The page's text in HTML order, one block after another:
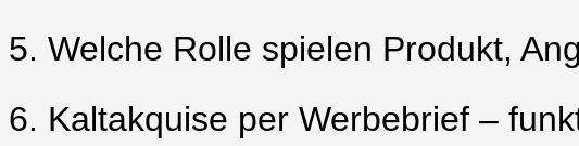
5. Welche Rolle spielen Produkt,
6. Kaltakquise per Werbebrief –